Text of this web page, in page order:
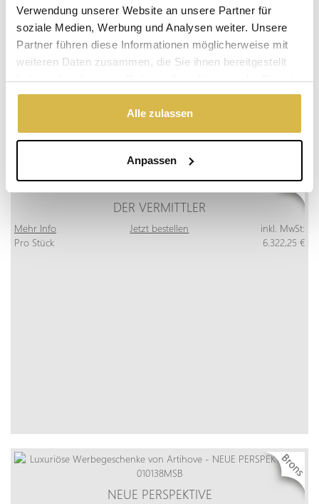
Verwendung unserer Website an unsere Partner für
soziale Medien, Werbung und Analysen weiter. Unsere
Partner führen diese Informationen möglicherweise mit
weiteren Daten zusammen, die Sie ihnen bereitgestellt
haben oder die sie im Rahmen Ihrer Nutzung der Dienste
gesammelt haben.
Alle zulassen
Anpassen
DER VERMITTLER
Mehr Info Jetzt bestellen
inkl. MwSt:
Pro Stück
6.322,25 €
NEUE PERSPEKTIVE